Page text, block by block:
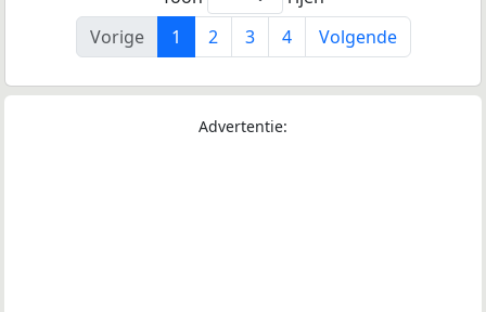
Vorige
1 2 3 4 Volgende
Advertentie: